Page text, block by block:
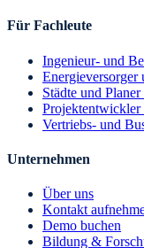
Für Fachleute
Ingenieur- und
Energieversorger
Städte und
Projektentwickler
Vertriebs- und
Unternehmen
Über uns
Kontakt
Demo buchen
Bildung &